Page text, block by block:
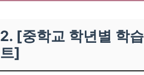
2. [중학교 학년별 학
트]